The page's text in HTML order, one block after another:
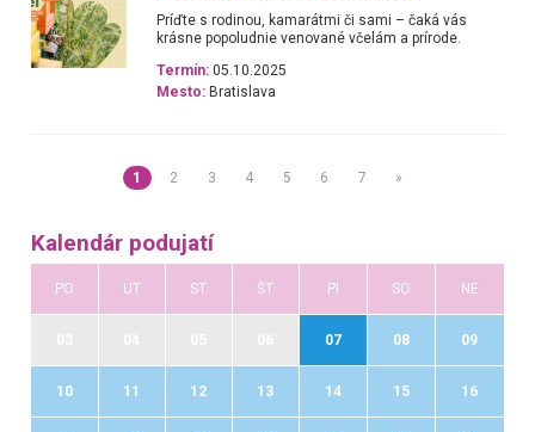
Príďte s rodinou, kamarátmi či sami – čaká vás
krásne popoludnie venované včelám a prírode.
Termín: 05.10.2025
Mesto: Bratislava
1 2 3 4 5 6 7 »
Kalendár podujatí
PO UT ST ŠT PI SO NE
07 08 09
10 11 12 13 14 15 16